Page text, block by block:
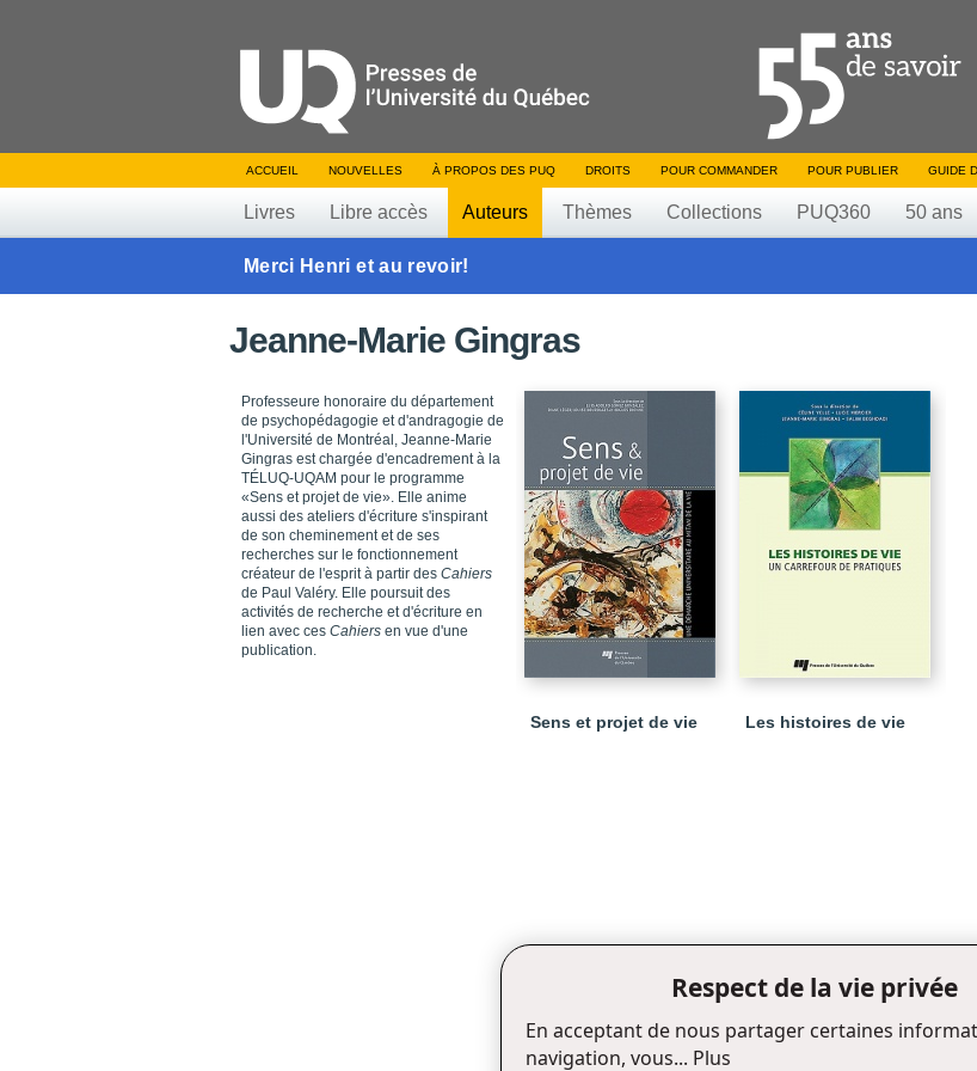
ACCUEIL NOUVELLES À PROPOS DES PUQ DROITS POUR COMMANDER POUR PUBLIER GUIDE
Livres Libre accès Auteurs Thèmes Collections PUQ360 50 ans
Merci Henri et au revoir!
Jeanne-Marie Gingras
Professeure honoraire du département
de psychopédagogie et d'andragogie de
l'Université de Montréal, Jeanne-Marie
Gingras est chargée d'encadrement à la
TÉLUQ-UQAM pour le programme
«Sens et projet de vie». Elle anime
aussi des ateliers d'écriture s'inspirant
de son cheminement et de ses
recherches sur le fonctionnement
créateur de l'esprit à partir des Cahiers
de Paul Valéry. Elle poursuit des
activités de recherche et d'écriture en
lien avec ces Cahiers en vue d'une
publication.
Sens et projet de vie Les histoires de vie
Respect de la vie privée
En acceptant de nous partager certaines
navigation, vous... Plus